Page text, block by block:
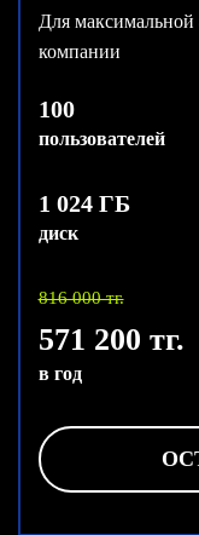
Для максимальной
компании
100
пользователей
1 024 ГБ
диск
816 000 тг.
571 200 тг.
в год